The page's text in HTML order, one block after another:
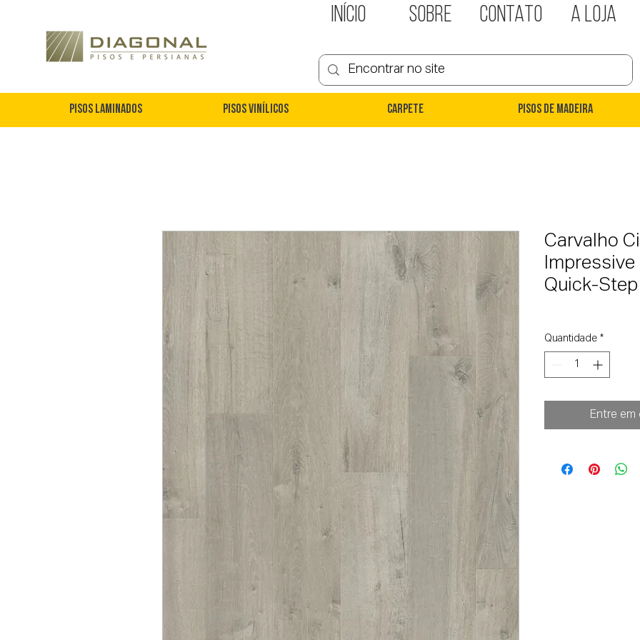
INÍCIO SOBRE CONTATO A LOJA
Pisos Laminados Pisos Vinílicos Carpete Pisos de Madeira
Carvalho
Quick-Step
Quantidade *
Entre